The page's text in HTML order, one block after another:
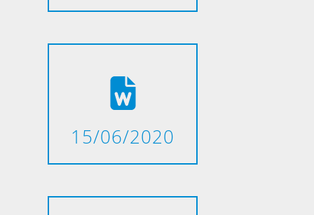
15/06/2020